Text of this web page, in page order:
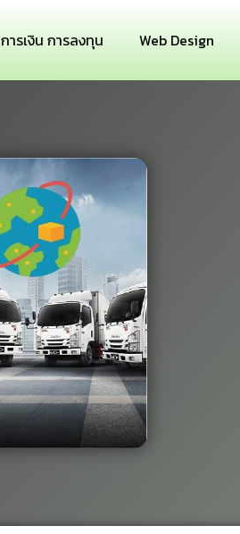
การเงิน การลงทุน Web Design